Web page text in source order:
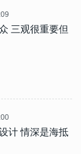
三观很重要但
计 情深是海抵